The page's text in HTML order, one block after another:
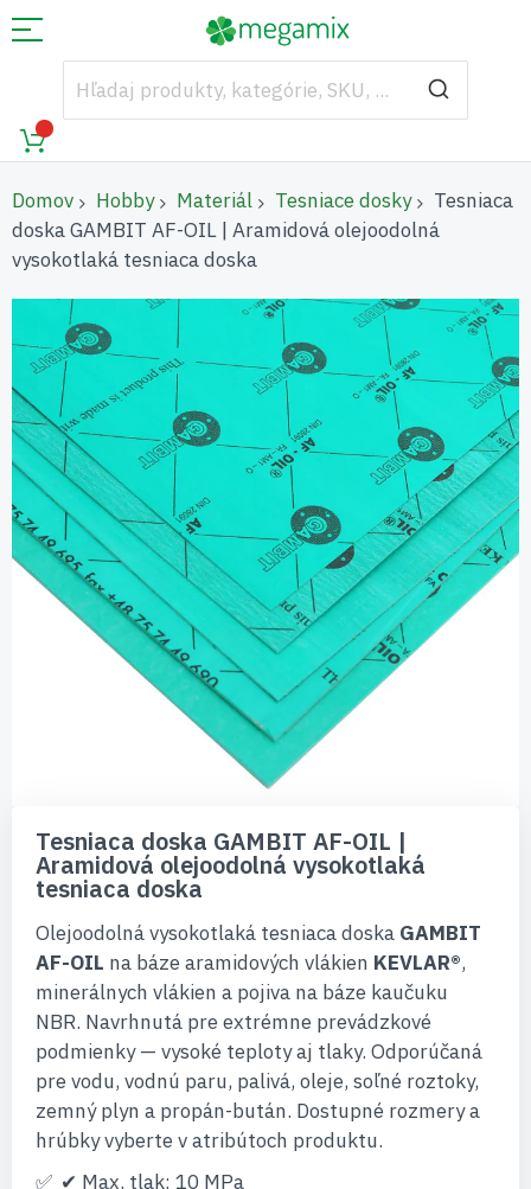
Domov Hobby Materiál Tesniace dosky
Tesniaca
doska GAMBIT AF-OIL | Aramidová olejoodolná
vysokotlaká tesniaca doska
Preskočiť
koniec
galérie
obrázkov
začiatok
galérie
obrázkov
Tesniaca doska GAMBIT AF-OIL |
Aramidová olejoodolná vysokotlaká
tesniaca doska
Olejoodolná vysokotlaká tesniaca doska GAMBIT
AF-OIL na báze aramidových vlákien KEVLAR®,
minerálnych vlákien a pojiva na báze kaučuku
NBR. Navrhnutá pre extrémne prevádzkové
podmienky — vysoké teploty aj tlaky. Odporúčaná
pre vodu, vodnú paru, palivá, oleje, soľné roztoky,
zemný plyn a propán-bután. Dostupné rozmery a
hrúbky vyberte v atribútoch produktu.
✔ Max. tlak: 10 MPa